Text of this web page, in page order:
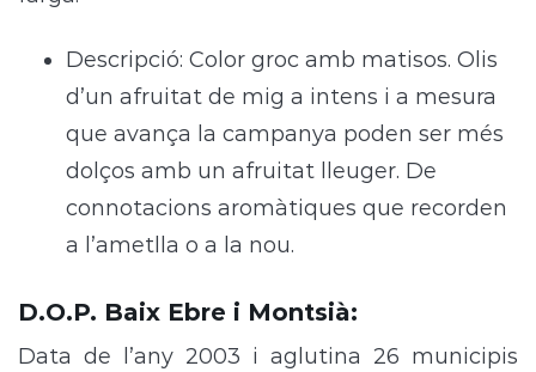
Descripció: Color groc amb matisos. Olis
d’un afruitat de mig a intens i a mesura
que avança la campanya poden ser més
dolços amb un afruitat lleuger. De
connotacions aromàtiques que recorden
a l’ametlla o a la nou.
D.O.P. Baix Ebre i Montsià:
Data de l’any 2003 i aglutina 26 municipis